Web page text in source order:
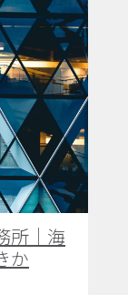
所｜海
か